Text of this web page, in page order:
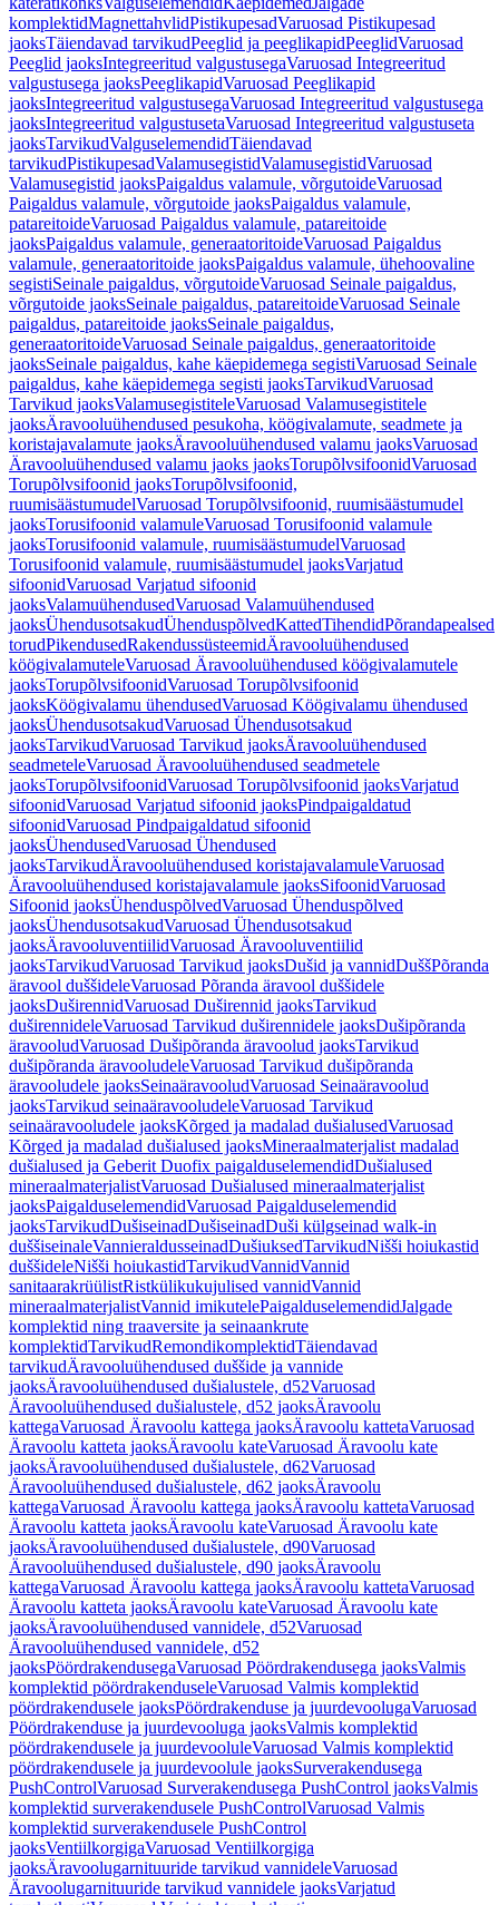
komplektidMagnettahvlidPistikupesadVaruosad Pistikupesad
jaoksTäiendavad tarvikudPeeglid ja peeglikapidPeeglidVaruosad
Peeglid jaoksIntegreeritud valgustusegaVaruosad Integreeritud
valgustusega jaoksPeeglikapidVaruosad Peeglikapid
jaoksIntegreeritud valgustusegaVaruosad Integreeritud valgustusega
jaoksIntegreeritud valgustusetaVaruosad Integreeritud valgustuseta
jaoksTarvikudValguselemendidTäiendavad
tarvikudPistikupesadValamusegistidValamusegistidVaruosad
Valamusegistid jaoksPaigaldus valamule, võrgutoideVaruosad
Paigaldus valamule, võrgutoide jaoksPaigaldus valamule,
patareitoideVaruosad Paigaldus valamule, patareitoide
jaoksPaigaldus valamule, generaatoritoideVaruosad Paigaldus
valamule, generaatoritoide jaoksPaigaldus valamule, ühehoovaline
segistiSeinale paigaldus, võrgutoideVaruosad Seinale paigaldus,
võrgutoide jaoksSeinale paigaldus, patareitoideVaruosad Seinale
paigaldus, patareitoide jaoksSeinale paigaldus,
generaatoritoideVaruosad Seinale paigaldus, generaatoritoide
jaoksSeinale paigaldus, kahe käepidemega segistiVaruosad Seinale
paigaldus, kahe käepidemega segisti jaoksTarvikudVaruosad
Tarvikud jaoksValamusegistiteleVaruosad Valamusegistitele
jaoksÄravooluühendused pesukoha, köögivalamute, seadmete ja
koristajavalamute jaoksÄravooluühendused valamu jaoksVaruosad
Äravooluühendused valamu jaoks jaoksTorupõlvsifoonidVaruosad
Torupõlvsifoonid jaoksTorupõlvsifoonid,
ruumisäästumudelVaruosad Torupõlvsifoonid, ruumisäästumudel
jaoksTorusifoonid valamuleVaruosad Torusifoonid valamule
jaoksTorusifoonid valamule, ruumisäästumudelVaruosad
Torusifoonid valamule, ruumisäästumudel jaoksVarjatud
sifoonidVaruosad Varjatud sifoonid
jaoksValamuühendusedVaruosad Valamuühendused
jaoksÜhendusotsakudÜhenduspõlvedKattedTihendidPõrandapealsed
torudPikendusedRakendussüsteemidÄravooluühendused
köögivalamuteleVaruosad Äravooluühendused köögivalamutele
jaoksTorupõlvsifoonidVaruosad Torupõlvsifoonid
jaoksKöögivalamu ühendusedVaruosad Köögivalamu ühendused
jaoksÜhendusotsakudVaruosad Ühendusotsakud
jaoksTarvikudVaruosad Tarvikud jaoksÄravooluühendused
seadmeteleVaruosad Äravooluühendused seadmetele
jaoksTorupõlvsifoonidVaruosad Torupõlvsifoonid jaoksVarjatud
sifoonidVaruosad Varjatud sifoonid jaoksPindpaigaldatud
sifoonidVaruosad Pindpaigaldatud sifoonid
jaoksÜhendusedVaruosad Ühendused
jaoksTarvikudÄravooluühendused koristajavalamuleVaruosad
Äravooluühendused koristajavalamule jaoksSifoonidVaruosad
Sifoonid jaoksÜhenduspõlvedVaruosad Ühenduspõlved
jaoksÜhendusotsakudVaruosad Ühendusotsakud
jaoksÄravooluventiilidVaruosad Äravooluventiilid
jaoksTarvikudVaruosad Tarvikud jaoksDušid ja vannidDuššPõranda
äravool duššideleVaruosad Põranda äravool duššidele
jaoksDuširennidVaruosad Duširennid jaoksTarvikud
duširennideleVaruosad Tarvikud duširennidele jaoksDušipõranda
äravooludVaruosad Dušipõranda äravoolud jaoksTarvikud
dušipõranda äravooludeleVaruosad Tarvikud dušipõranda
äravooludele jaoksSeinaäravooludVaruosad Seinaäravoolud
jaoksTarvikud seinaäravooludeleVaruosad Tarvikud
seinaäravooludele jaoksKõrged ja madalad dušialusedVaruosad
Kõrged ja madalad dušialused jaoksMineraalmaterjalist madalad
dušialused ja Geberit Duofix paigalduselemendidDušialused
mineraalmaterjalistVaruosad Dušialused mineraalmaterjalist
jaoksPaigalduselemendidVaruosad Paigalduselemendid
jaoksTarvikudDušiseinadDušiseinadDuši külgseinad walk-in
duššiseinaleVannieraldusseinadDušiuksedTarvikudNišši hoiukastid
duššideleNišši hoiukastidTarvikudVannidVannid
sanitaarakrüülistRistkülikukujulised vannidVannid
mineraalmaterjalistVannid imikutelePaigalduselemendidJalgade
komplektid ning traaversite ja seinaankrute
komplektidTarvikudRemondikomplektidTäiendavad
tarvikudÄravooluühendused duššide ja vannide
jaoksÄravooluühendused dušialustele, d52Varuosad
Äravooluühendused dušialustele, d52 jaoksÄravoolu
kattegaVaruosad Äravoolu kattega jaoksÄravoolu kattetaVaruosad
Äravoolu katteta jaoksÄravoolu kateVaruosad Äravoolu kate
jaoksÄravooluühendused dušialustele, d62Varuosad
Äravooluühendused dušialustele, d62 jaoksÄravoolu
kattegaVaruosad Äravoolu kattega jaoksÄravoolu kattetaVaruosad
Äravoolu katteta jaoksÄravoolu kateVaruosad Äravoolu kate
jaoksÄravooluühendused dušialustele, d90Varuosad
Äravooluühendused dušialustele, d90 jaoksÄravoolu
kattegaVaruosad Äravoolu kattega jaoksÄravoolu kattetaVaruosad
Äravoolu katteta jaoksÄravoolu kateVaruosad Äravoolu kate
jaoksÄravooluühendused vannidele, d52Varuosad
Äravooluühendused vannidele, d52
jaoksPöördrakendusegaVaruosad Pöördrakendusega jaoksValmis
komplektid pöördrakenduseleVaruosad Valmis komplektid
pöördrakendusele jaoksPöördrakenduse ja juurdevoolugaVaruosad
Pöördrakenduse ja juurdevooluga jaoksValmis komplektid
pöördrakendusele ja juurdevooluleVaruosad Valmis komplektid
pöördrakendusele ja juurdevoolule jaoksSurverakendusega
PushControlVaruosad Surverakendusega PushControl jaoksValmis
komplektid surverakendusele PushControlVaruosad Valmis
komplektid surverakendusele PushControl
jaoksVentiilkorgigaVaruosad Ventiilkorgiga
jaoksÄravoolugarnituuride tarvikud vannideleVaruosad
Äravoolugarnituuride tarvikud vannidele jaoksVarjatud